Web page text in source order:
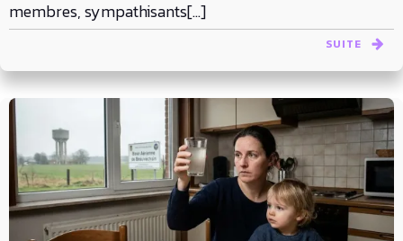
membres, sympathisants[…]
SUITE